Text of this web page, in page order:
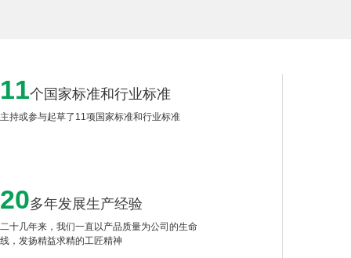
11个国家标准和行业标准
主持或参与起草了11项国家标准和行业标准
20多年发展生产经验
二十几年来，我们一直以产品质量为公司的生命
线，发扬精益求精的工匠精神